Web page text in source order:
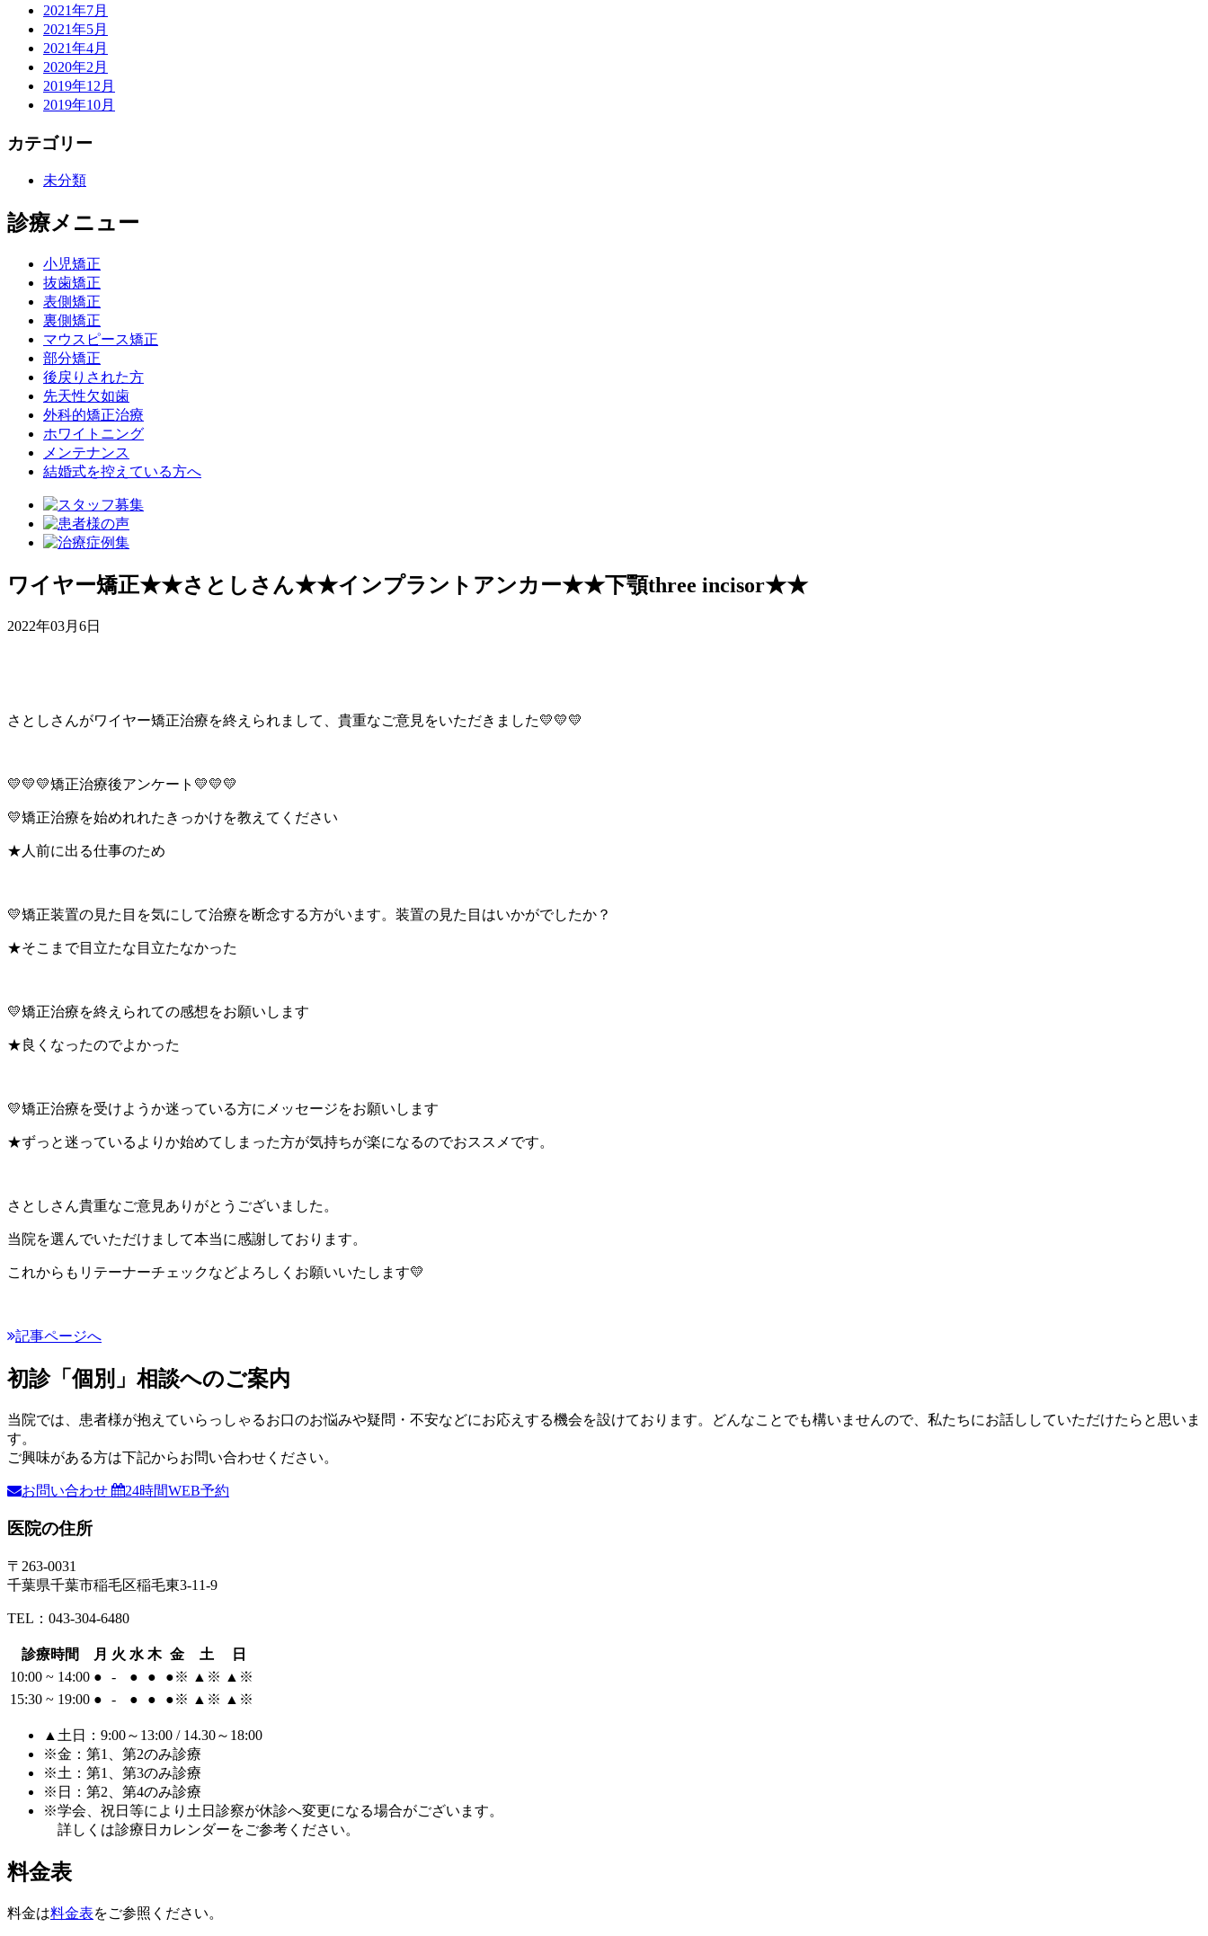
2021年7月
2021年5月
2021年4月
2020年2月
2019年12月
2019年10月
カテゴリー
未分類
診療メニュー
小児矯正
抜歯矯正
表側矯正
裏側矯正
マウスピース矯正
部分矯正
後戻りされた方
先天性欠如歯
外科的矯正治療
ホワイトニング
メンテナンス
結婚式を控えている方へ
ワイヤー矯正★★さとしさん★★インプラントアンカー★★下顎three incisor★★
2022年03月6日
さとしさんがワイヤー矯正治療を終えられまして、貴重なご意見をいただきました💛💛💛
💛💛💛矯正治療後アンケート💛💛💛
💛矯正治療を始めれれたきっかけを教えてください
★人前に出る仕事のため
💛矯正装置の見た目を気にして治療を断念する方がいます。装置の見た目はいかがでしたか？
★そこまで目立たな目立たなかった
💛矯正治療を終えられての感想をお願いします
★良くなったのでよかった
💛矯正治療を受けようか迷っている方にメッセージをお願いします
★ずっと迷っているよりか始めてしまった方が気持ちが楽になるのでおススメです。
さとしさん貴重なご意見ありがとうございました。
当院を選んでいただけまして本当に感謝しております。
これからもリテーナーチェックなどよろしくお願いいたします💛
記事ページへ
初診「個別」相談へのご案内
当院では、患者様が抱えていらっしゃるお口のお悩みや疑問・不安などにお応えする機会を設けております。どんなことでも構いませんので、私たちにお話ししていただけたらと思いま
す。
ご興味がある方は下記からお問い合わせください。
お問い合わせ 24時間WEB予約
医院の住所
〒263-0031
千葉県千葉市稲毛区稲毛東3-11-9
TEL：043-304-6480
診療時間 月 火 水 木 金 土
日
10:00 ~ 14:00 ● - ● ● ●※ ▲ ※ ▲ ※
15:30 ~ 19:00 ● - ● ● ●※ ▲ ※ ▲ ※
▲土日：9:00～13:00 / 14.30～18:00
※金：第1、第2のみ診療
※土：第1、第3のみ診療
※日：第2、第4のみ診療
※学会、祝日等により土日診察が休診へ変更になる場合がございます。
詳しくは診療日カレンダーをご参考ください。
料金表
料金は料金表をご参照ください。